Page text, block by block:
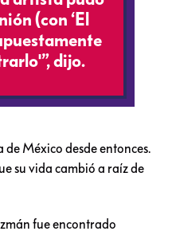
(con ‘El
dijo.
México desde entonces.
su vida cambió a raíz de
fue encontrado